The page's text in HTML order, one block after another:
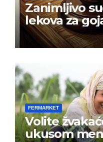
Zanimljivo
lekova za
FERMARKET
Volite
ukusom